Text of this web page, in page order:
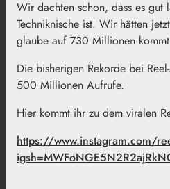
Wir dachten schon, dass es gut
Techniknische ist. Wir hätten
glaube auf 730 Millionen
Die bisherigen Rekorde bei
500 Millionen Aufrufe.
Hier kommt ihr zu dem viralen
https://www.instagram.com/